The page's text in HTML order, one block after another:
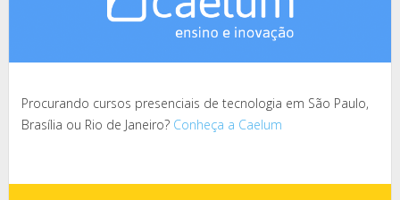
Procurando cursos presenciais de tecnologia em São Paulo,
Brasília ou Rio de Janeiro? Conheça a Caelum